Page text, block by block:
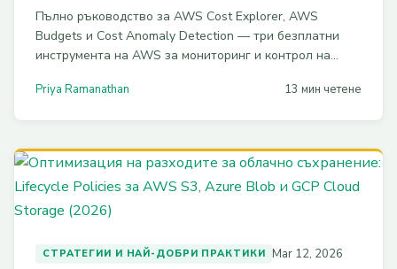
Пълно ръководство за AWS Cost Explorer, AWS
Budgets и Cost Anomaly Detection — три безплатни
инструмента на AWS за мониторинг и контрол на
CloudFormation.
Priya Ramanathan 13 мин четене
СТРАТЕГИИ И НАЙ-ДОБРИ ПРАКТИКИ Mar 12, 2026